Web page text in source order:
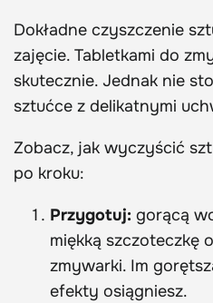
Dokładne czyszczenie
zajęcie. Tabletkami do
skutecznie. Jednak nie
sztućce z delikatnymi
Zobacz, jak wyczyścić
po kroku:
Przygotuj: gorącą
miękką szczoteczkę
zmywarki. Im
efekty osiągniesz.